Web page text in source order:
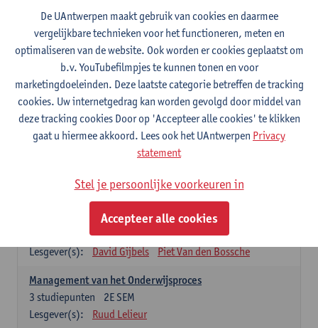
2E SEM
studiepunten
Lesgever(s):
Katrien Maldoy Konrad Rudnicki
Journalistiek en crossmedialiteit
1E SEM
studiepunten
Lesgever(s):
Steve Paulussen
Interne Communicatie
1E SEM
6studiepunten
Charlotte De Backer
Keuzevakken cluster opleidings- en onderwijswetenschappen
Leren op de werkplek
2E SEM
studiepunten
Lesgever(s):
David Gijbels Piet Van den Bossche
Management van het Onderwijsproces
2E SEM
3 studiepunten
Lesgever(s):
Ruud Lelieur
De UAntwerpen maakt gebruik van cookies en daarmee
vergelijkbare technieken voor het functioneren, meten en
optimaliseren van de website. Ook worden er cookies geplaatst om
b.v. YouTubefilmpjes te kunnen tonen en voor
marketingdoeleinden. Deze laatste categorie betreffen de tracking
cookies. Uw internetgedrag kan worden gevolgd door middel van
deze tracking cookies Door op 'Accepteer alle cookies' te klikken
gaat u hiermee akkoord. Lees ook het UAntwerpen Privacy
statement
Stel je persoonlijke voorkeuren in
Accepteer alle cookies